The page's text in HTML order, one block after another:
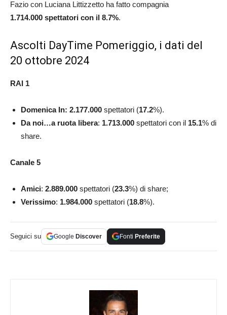
Fazio con Luciana Littizzetto ha fatto compagnia
1.714.000 spettatori con il 8.7%.
Ascolti DayTime Pomeriggio, i dati del
20 ottobre 2024
RAI 1
Domenica In: 2.177.000 spettatori (17.2%).
Da noi…a ruota libera: 1.713.000 spettatori con il 15.1% di
share.
Canale 5
Amici: 2.889.000 spettatori (23.3%) di share;
Verissimo: 1.984.000 spettatori (18.8%).
Seguici su Google Discover Fonti Preferite